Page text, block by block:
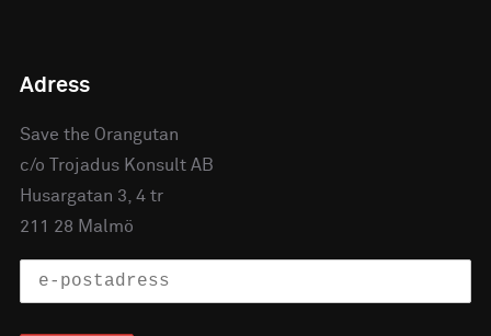
Adress
Save the Orangutan
c/o Trojadus Konsult AB
Husargatan 3, 4 tr
211 28 Malmö